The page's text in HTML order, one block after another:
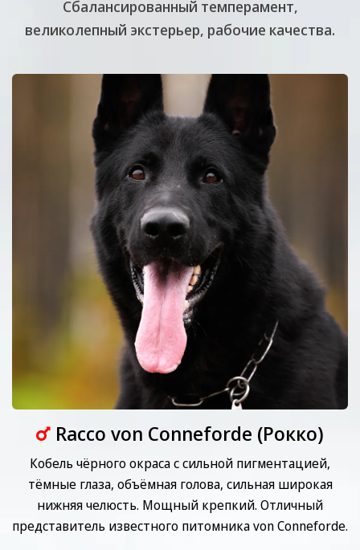
Cбалансированный темперамент,
великолепный экстерьер, рабочие качества.
Racco von Conneforde (Рокко)
Кобель чёрного окраса с сильной пигментацией,
тёмные глаза, объёмная голова, сильная широкая
нижняя челюсть. Мощный крепкий. Отличный
представитель известного питомника von Conneforde.